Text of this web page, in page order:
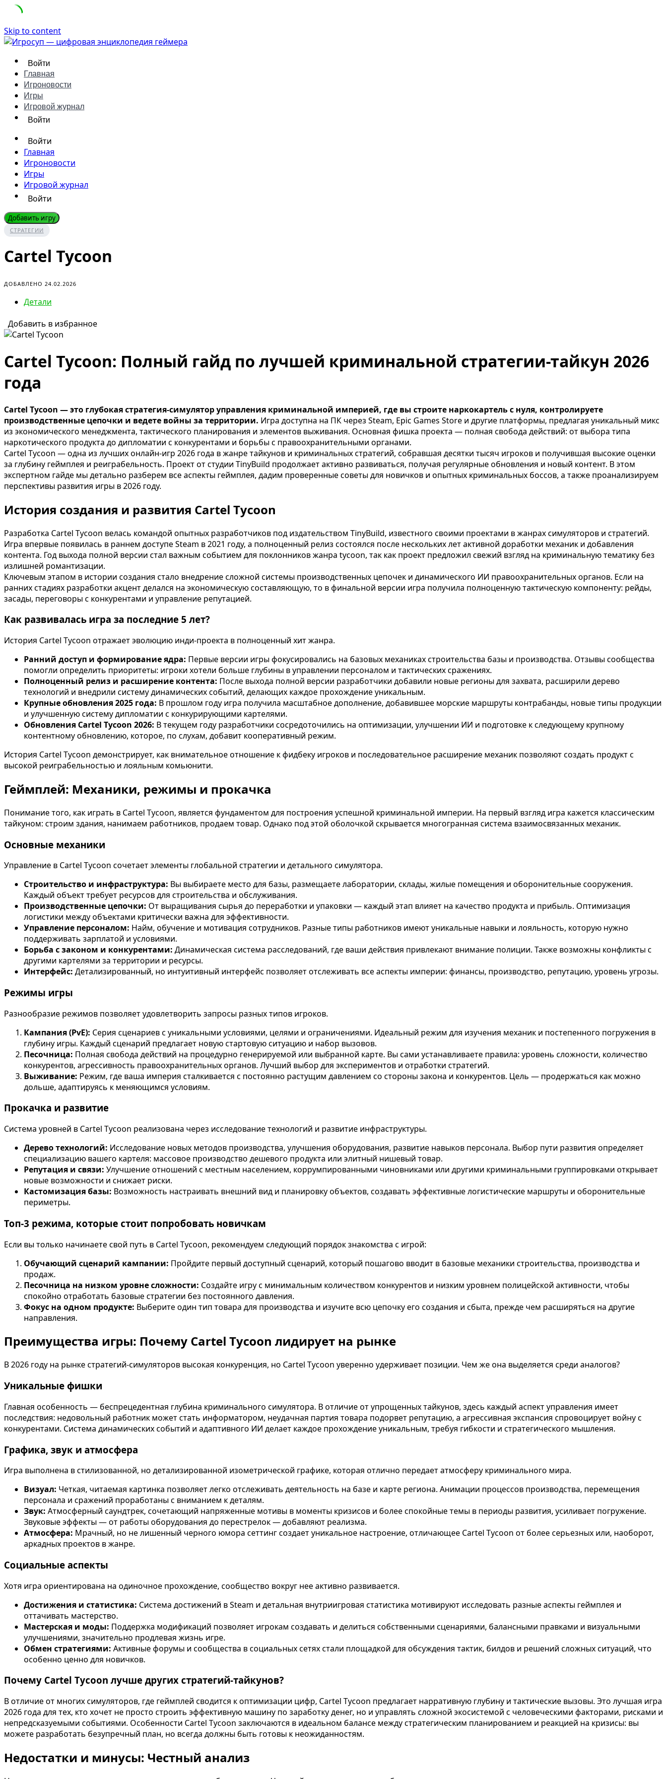
Skip to content
Войти
Главная
Игроновости
Игры
Игровой журнал
Войти
Войти
Главная
Игроновости
Игры
Игровой журнал
Войти
Добавить игру
СТРАТЕГИИ
Cartel Tycoon
ДОБАВЛЕНО 24.02.2026
Детали
Добавить в избранное
Cartel Tycoon: Полный гайд по лучшей криминальной стратегии-тайкун 2026
года
Cartel Tycoon — это глубокая стратегия-симулятор управления криминальной империей, где вы строите наркокартель с нуля, контролируете
производственные цепочки и ведете войны за территории. Игра доступна на ПК через Steam, Epic Games Store и другие платформы, предлагая уникальный микс
из экономического менеджмента, тактического планирования и элементов выживания. Основная фишка проекта — полная свобода действий: от выбора типа
наркотического продукта до дипломатии с конкурентами и борьбы с правоохранительными органами.
Cartel Tycoon — одна из лучших онлайн-игр 2026 года в жанре тайкунов и криминальных стратегий, собравшая десятки тысяч игроков и получившая высокие оценки
за глубину геймплея и реиграбельность. Проект от студии TinyBuild продолжает активно развиваться, получая регулярные обновления и новый контент. В этом
экспертном гайде мы детально разберем все аспекты геймплея, дадим проверенные советы для новичков и опытных криминальных боссов, а также проанализируем
перспективы развития игры в 2026 году.
История создания и развития Cartel Tycoon
Разработка Cartel Tycoon велась командой опытных разработчиков под издательством TinyBuild, известного своими проектами в жанрах симуляторов и стратегий.
Игра впервые появилась в раннем доступе Steam в 2021 году, а полноценный релиз состоялся после нескольких лет активной доработки механик и добавления
контента. Год выхода полной версии стал важным событием для поклонников жанра tycoon, так как проект предложил свежий взгляд на криминальную тематику без
излишней романтизации.
Ключевым этапом в истории создания стало внедрение сложной системы производственных цепочек и динамического ИИ правоохранительных органов. Если на
ранних стадиях разработки акцент делался на экономическую составляющую, то в финальной версии игра получила полноценную тактическую компоненту: рейды,
засады, переговоры с конкурентами и управление репутацией.
Как развивалась игра за последние 5 лет?
История Cartel Tycoon отражает эволюцию инди-проекта в полноценный хит жанра.
Ранний доступ и формирование ядра: Первые версии игры фокусировались на базовых механиках строительства базы и производства. Отзывы сообщества
помогли определить приоритеты: игроки хотели больше глубины в управлении персоналом и тактических сражениях.
Полноценный релиз и расширение контента: После выхода полной версии разработчики добавили новые регионы для захвата, расширили дерево
технологий и внедрили систему динамических событий, делающих каждое прохождение уникальным.
Крупные обновления 2025 года: В прошлом году игра получила масштабное дополнение, добавившее морские маршруты контрабанды, новые типы продукции
и улучшенную систему дипломатии с конкурирующими картелями.
Обновления Cartel Tycoon 2026: В текущем году разработчики сосредоточились на оптимизации, улучшении ИИ и подготовке к следующему крупному
контентному обновлению, которое, по слухам, добавит кооперативный режим.
История Cartel Tycoon демонстрирует, как внимательное отношение к фидбеку игроков и последовательное расширение механик позволяют создать продукт с
высокой реиграбельностью и лояльным комьюнити.
Геймплей: Механики, режимы и прокачка
Понимание того, как играть в Cartel Tycoon, является фундаментом для построения успешной криминальной империи. На первый взгляд игра кажется классическим
тайкуном: строим здания, нанимаем работников, продаем товар. Однако под этой оболочкой скрывается многогранная система взаимосвязанных механик.
Основные механики
Управление в Cartel Tycoon сочетает элементы глобальной стратегии и детального симулятора.
Строительство и инфраструктура: Вы выбираете место для базы, размещаете лаборатории, склады, жилые помещения и оборонительные сооружения.
Каждый объект требует ресурсов для строительства и обслуживания.
Производственные цепочки: От выращивания сырья до переработки и упаковки — каждый этап влияет на качество продукта и прибыль. Оптимизация
логистики между объектами критически важна для эффективности.
Управление персоналом: Найм, обучение и мотивация сотрудников. Разные типы работников имеют уникальные навыки и лояльность, которую нужно
поддерживать зарплатой и условиями.
Борьба с законом и конкурентами: Динамическая система расследований, где ваши действия привлекают внимание полиции. Также возможны конфликты с
другими картелями за территории и ресурсы.
Интерфейс: Детализированный, но интуитивный интерфейс позволяет отслеживать все аспекты империи: финансы, производство, репутацию, уровень угрозы.
Режимы игры
Разнообразие режимов позволяет удовлетворить запросы разных типов игроков.
Кампания (PvE): Серия сценариев с уникальными условиями, целями и ограничениями. Идеальный режим для изучения механик и постепенного погружения в
глубину игры. Каждый сценарий предлагает новую стартовую ситуацию и набор вызовов.
Песочница: Полная свобода действий на процедурно генерируемой или выбранной карте. Вы сами устанавливаете правила: уровень сложности, количество
конкурентов, агрессивность правоохранительных органов. Лучший выбор для экспериментов и отработки стратегий.
Выживание: Режим, где ваша империя сталкивается с постоянно растущим давлением со стороны закона и конкурентов. Цель — продержаться как можно
дольше, адаптируясь к меняющимся условиям.
Прокачка и развитие
Система уровней в Cartel Tycoon реализована через исследование технологий и развитие инфраструктуры.
Дерево технологий: Исследование новых методов производства, улучшения оборудования, развитие навыков персонала. Выбор пути развития определяет
специализацию вашего картеля: массовое производство дешевого продукта или элитный нишевый товар.
Репутация и связи: Улучшение отношений с местным населением, коррумпированными чиновниками или другими криминальными группировками открывает
новые возможности и снижает риски.
Кастомизация базы: Возможность настраивать внешний вид и планировку объектов, создавать эффективные логистические маршруты и оборонительные
периметры.
Топ-3 режима, которые стоит попробовать новичкам
Если вы только начинаете свой путь в Cartel Tycoon, рекомендуем следующий порядок знакомства с игрой:
Обучающий сценарий кампании: Пройдите первый доступный сценарий, который пошагово вводит в базовые механики строительства, производства и
продаж.
Песочница на низком уровне сложности: Создайте игру с минимальным количеством конкурентов и низким уровнем полицейской активности, чтобы
спокойно отработать базовые стратегии без постоянного давления.
Фокус на одном продукте: Выберите один тип товара для производства и изучите всю цепочку его создания и сбыта, прежде чем расширяться на другие
направления.
Преимущества игры: Почему Cartel Tycoon лидирует на рынке
В 2026 году на рынке стратегий-симуляторов высокая конкуренция, но Cartel Tycoon уверенно удерживает позиции. Чем же она выделяется среди аналогов?
Уникальные фишки
Главная особенность — беспрецедентная глубина криминального симулятора. В отличие от упрощенных тайкунов, здесь каждый аспект управления имеет
последствия: недовольный работник может стать информатором, неудачная партия товара подорвет репутацию, а агрессивная экспансия спровоцирует войну с
конкурентами. Система динамических событий и адаптивного ИИ делает каждое прохождение уникальным, требуя гибкости и стратегического мышления.
Графика, звук и атмосфера
Игра выполнена в стилизованной, но детализированной изометрической графике, которая отлично передает атмосферу криминального мира.
Визуал: Четкая, читаемая картинка позволяет легко отслеживать деятельность на базе и карте региона. Анимации процессов производства, перемещения
персонала и сражений проработаны с вниманием к деталям.
Звук: Атмосферный саундтрек, сочетающий напряженные мотивы в моменты кризисов и более спокойные темы в периоды развития, усиливает погружение.
Звуковые эффекты — от работы оборудования до перестрелок — добавляют реализма.
Атмосфера: Мрачный, но не лишенный черного юмора сеттинг создает уникальное настроение, отличающее Cartel Tycoon от более серьезных или, наоборот,
аркадных проектов в жанре.
Социальные аспекты
Хотя игра ориентирована на одиночное прохождение, сообщество вокруг нее активно развивается.
Достижения и статистика: Система достижений в Steam и детальная внутриигровая статистика мотивируют исследовать разные аспекты геймплея и
оттачивать мастерство.
Мастерская и моды: Поддержка модификаций позволяет игрокам создавать и делиться собственными сценариями, балансными правками и визуальными
улучшениями, значительно продлевая жизнь игре.
Обмен стратегиями: Активные форумы и сообщества в социальных сетях стали площадкой для обсуждения тактик, билдов и решений сложных ситуаций, что
особенно ценно для новичков.
Почему Cartel Tycoon лучше других стратегий-тайкунов?
В отличие от многих симуляторов, где геймплей сводится к оптимизации цифр, Cartel Tycoon предлагает нарративную глубину и тактические вызовы. Это лучшая игра
2026 года для тех, кто хочет не просто строить эффективную машину по заработку денег, но и управлять сложной экосистемой с человеческими факторами, рисками и
непредсказуемыми событиями. Особенности Cartel Tycoon заключаются в идеальном балансе между стратегическим планированием и реакцией на кризисы: вы
можете разработать безупречный план, но всегда должны быть готовы к неожиданностям.
Недостатки и минусы: Честный анализ